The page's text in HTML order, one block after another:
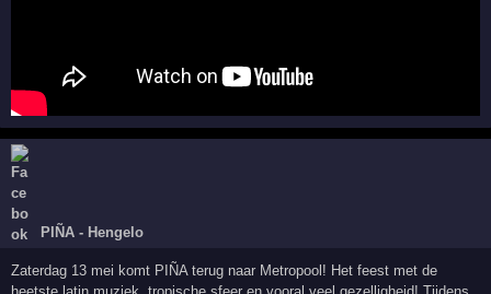
PIÑA - Hengelo
Zaterdag 13 mei komt PIÑA terug naar Metropool! Het feest met de